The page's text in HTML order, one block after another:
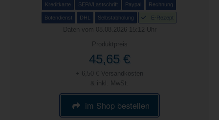
Kreditkarte SEPA/Lastschrift Paypal Rechnung
Botendienst DHL Selbstabholung E-Rezept
Daten vom 08.08.2026 15:12 Uhr
Produktpreis
45,65 €
+ 6,50 € Versandkosten
& inkl. MwSt.
im Shop bestellen